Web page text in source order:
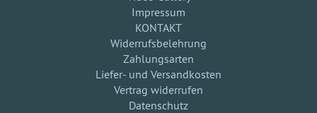
Impressum
KONTAKT
Widerrufsbelehrung
Zahlungsarten
Liefer- und Versandkosten
Vertrag widerrufen
Datenschutz